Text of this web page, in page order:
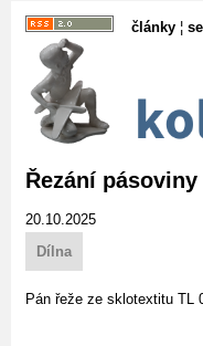
články ¦
Řezání
20.10.2025
Dílna
Pán řeže ze sklotextitu TL